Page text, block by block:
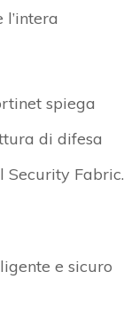
spiega
di difesa
Fabric.
e sicuro